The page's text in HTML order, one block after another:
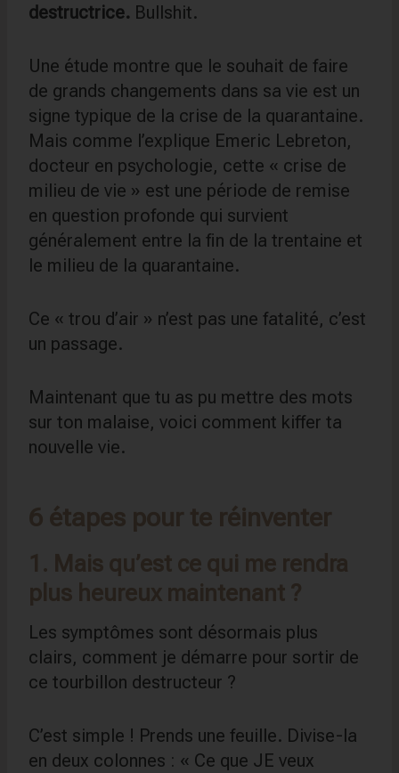
destructrice. Bullshit.
Une étude montre que le souhait de faire
de grands changements dans sa vie est un
signe typique de la crise de la quarantaine.
Mais comme l’explique Emeric Lebreton,
docteur en psychologie, cette « crise de
milieu de vie » est une période de remise
en question profonde qui survient
généralement entre la fin de la trentaine et
le milieu de la quarantaine.
Ce « trou d’air » n’est pas une fatalité, c’est
un passage.
Maintenant que tu as pu mettre des mots
sur ton malaise, voici comment kiffer ta
nouvelle vie.
6 étapes pour te réinventer
1. Mais qu’est ce qui me rendra
plus heureux maintenant ?
Les symptômes sont désormais plus
clairs, comment je démarre pour sortir de
ce tourbillon destructeur ?
C’est simple ! Prends une feuille. Divise-la
en deux colonnes : « Ce que JE veux